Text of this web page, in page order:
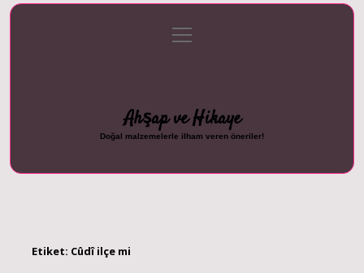
Gizlilik Politikası
menüyü
aç
Ahşap ve Hikaye
Doğal malzemelerle ilham veren öneriler!
Etiket: Cûdî ilçe mi